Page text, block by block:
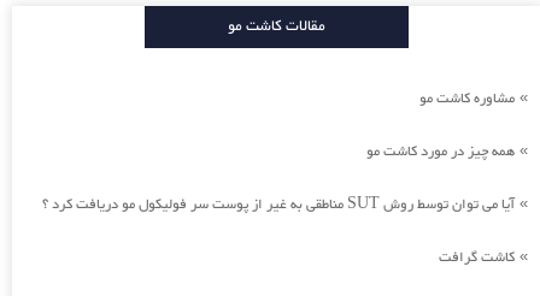
مقالات کاشت مو
» مشاوره کاشت مو
» همه چیز در مورد کاشت مو
»آیا می توان توسط روش SUT مناطقی به غیر از پوست سر فولیکول مو دریافت کرد ؟
» کاشت گرافت